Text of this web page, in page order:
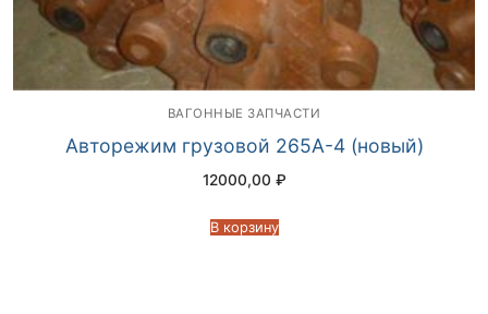
ВАГОННЫЕ ЗАПЧАСТИ
Авторежим грузовой 265А-4 (новый)
12000,00 ₽
В корзину